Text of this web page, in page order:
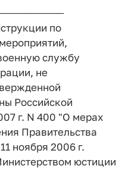
по
службу
не
Российской
г. N 400 "О мерах
Правительства
ноября 2006 г.
юстиции